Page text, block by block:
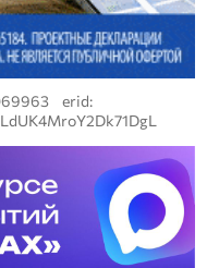
erid: